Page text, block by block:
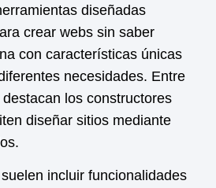
diseñadas
crear webs sin saber
con características únicas
necesidades. Entre
los constructores
diseñar sitios mediante
incluir funcionalidades